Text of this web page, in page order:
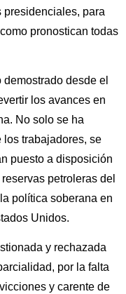
presidenciales, para
pronostican todas
desde el
los avances en
No solo se ha
los trabajadores, se
puesto a disposición
petroleras del
política soberana en
Unidos.
y rechazada
por la falta
y carente de